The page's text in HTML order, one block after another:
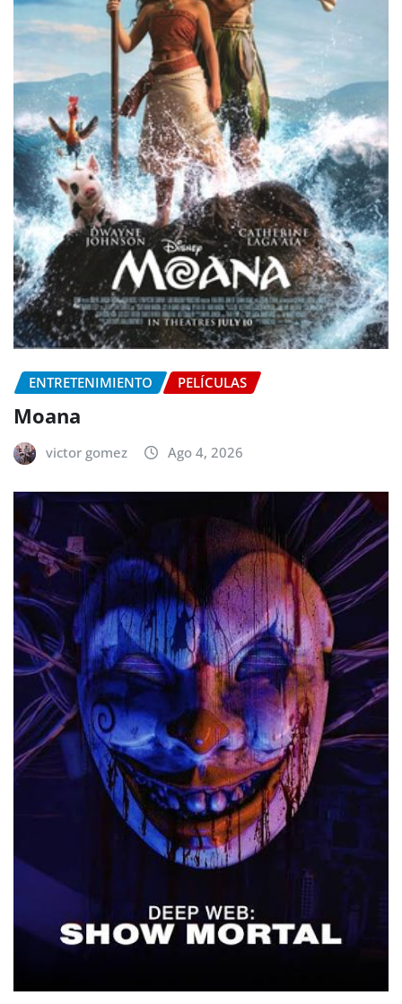
ENTRETENIMIENTO PELÍCULAS
Moana
victor gomez Ago 4, 2026